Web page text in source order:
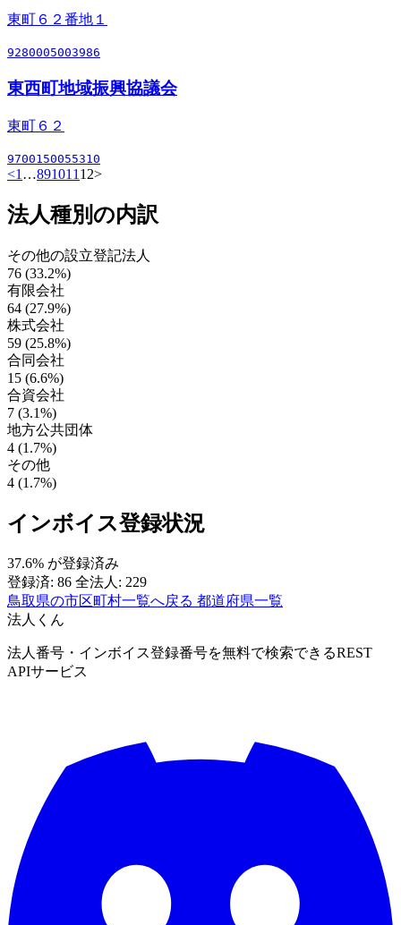
東町６２番地１
9280005003986
東西町地域振興協議会
東町６２
9700150055310
<1 …891011 12>
法人種別の内訳
その他の設立登記法人
76 (33.2%)
有限会社
64 (27.9%)
株式会社
59 (25.8%)
合同会社
15 (6.6%)
合資会社
7 (3.1%)
地方公共団体
4 (1.7%)
その他
4 (1.7%)
インボイス登録状況
37.6% が登録済み
登録済: 86 全法人: 229
鳥取県の市区町村一覧へ戻る 都道府県一覧
法人くん
法人番号・インボイス登録番号を無料で検索できるREST
APIサービス